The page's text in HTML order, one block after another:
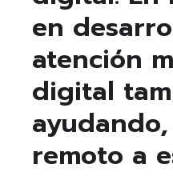
en
atención
digital
remoto a